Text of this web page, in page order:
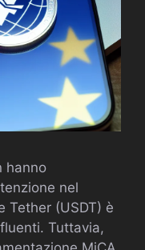
hanno
nel
Tether (USDT) è
Tuttavia,